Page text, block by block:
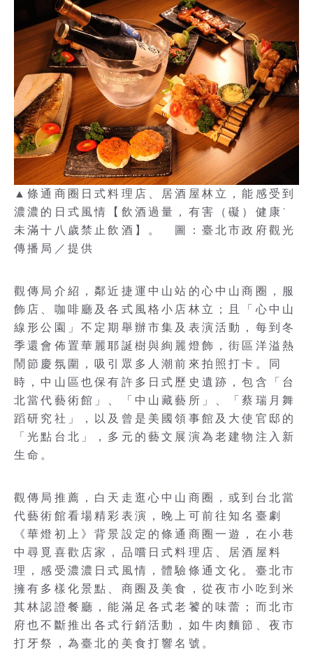
▲條通商圈日式料理店、居酒屋林立，能感受到
濃濃的日式風情【飲酒過量，有害（礙）健康˙
未滿十八歲禁止飲酒】。 圖：臺北市政府觀光
傳播局／提供
觀傳局介紹，鄰近捷運中山站的心中山商圈，服
飾店、咖啡廳及各式風格小店林立；且「心中山
線形公園」不定期舉辦市集及表演活動，每到冬
季還會佈置華麗耶誕樹與絢麗燈飾，街區洋溢熱
鬧節慶氛圍，吸引眾多人潮前來拍照打卡。同
時，中山區也保有許多日式歷史遺跡，包含「台
北當代藝術館」、「中山藏藝所」、「蔡瑞月舞
蹈研究社」，以及曾是美國領事館及大使官邸的
「光點台北」，多元的藝文展演為老建物注入新
生命。
觀傳局推薦，白天走逛心中山商圈，或到台北當
代藝術館看場精彩表演，晚上可前往知名臺劇
《華燈初上》背景設定的條通商圈一遊，在小巷
中尋覓喜歡店家，品嚐日式料理店、居酒屋料
理，感受濃濃日式風情，體驗條通文化。臺北市
擁有多樣化景點、商圈及美食，從夜市小吃到米
其林認證餐廳，能滿足各式老饕的味蕾；而北市
府也不斷推出各式行銷活動，如牛肉麵節、夜市
打牙祭，為臺北的美食打響名號。